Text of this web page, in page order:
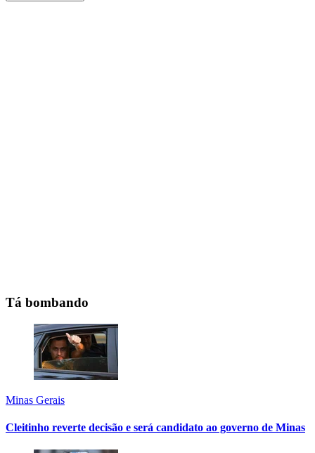
Tá bombando
Minas Gerais
Cleitinho reverte decisão e será candidato ao governo de Minas